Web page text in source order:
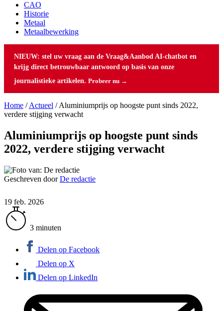
CAO
Historie
Metaal
Metaalbewerking
NIEUW: stel uw vraag aan de Vraag&Aanbod AI-chatbot en
krijg direct betrouwbaar antwoord op basis van onze
journalistieke artikelen. Probeer nu →
Home /Actueel /Aluminiumprijs op hoogste punt sinds 2022,
verdere stijging verwacht
Aluminiumprijs op hoogste punt sinds
2022, verdere stijging verwacht
Geschreven doorDe redactie
19 feb. 2026
3 minuten
Delen op Facebook
Delen op X
Delen op LinkedIn